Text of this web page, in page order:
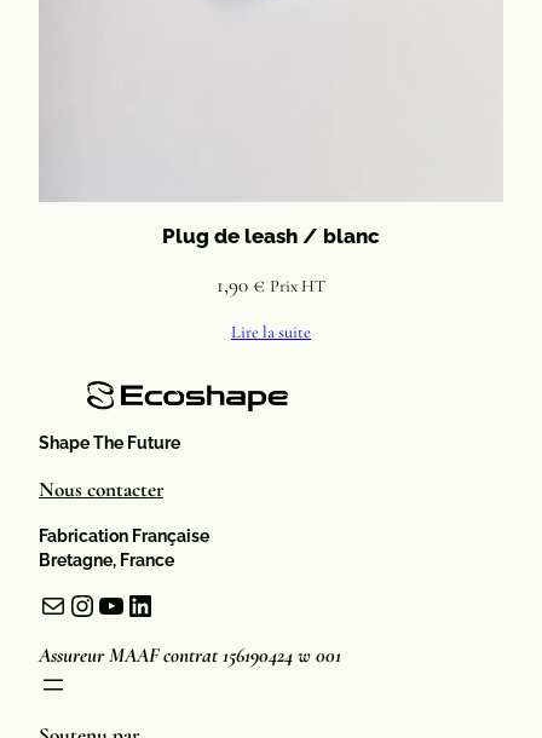
Plug de leash / blanc
1,90 € Prix HT
Lire la suite
Shape The Future
Nous contacter
Fabrication Française
Bretagne, France
Mail Instagram YouTube LinkedIn
Assureur MAAF contrat 156190424 w 001